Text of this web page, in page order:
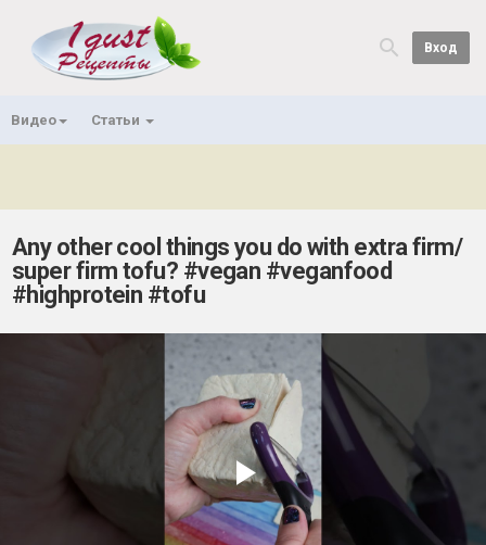
Вход
Видео Статьи
Any other cool things you do with extra firm/
super firm tofu? #vegan #veganfood
#highprotein #tofu
Play